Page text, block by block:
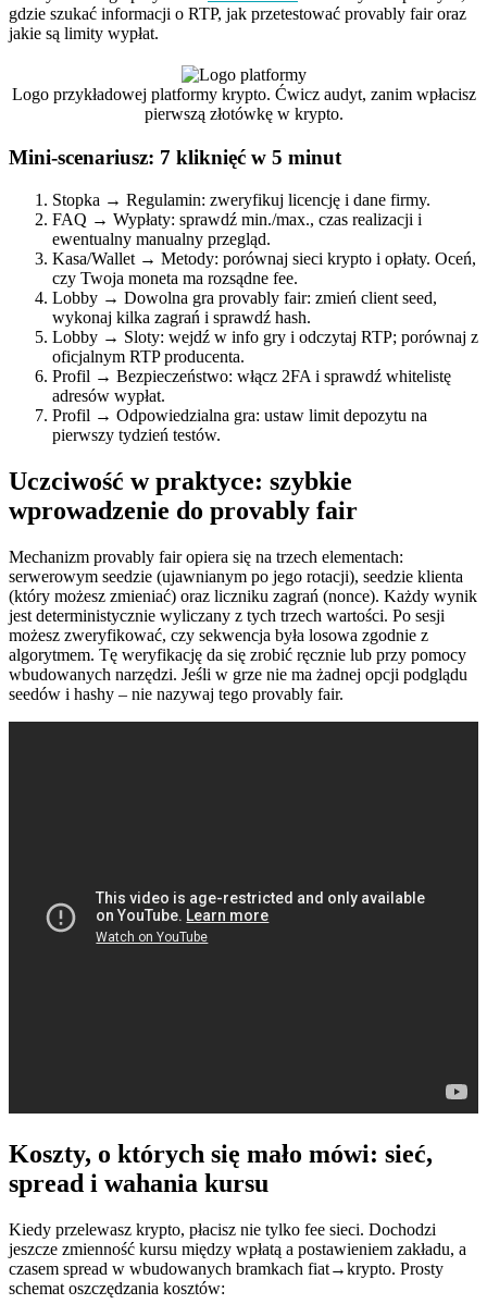
gdzie szukać informacji o RTP, jak przetestować provably fair oraz
jakie są limity wypłat.
Logo przykładowej platformy krypto. Ćwicz audyt, zanim wpłacisz
pierwszą złotówkę w krypto.
Mini-scenariusz: 7 kliknięć w 5 minut
Stopka → Regulamin: zweryfikuj licencję i dane firmy.
FAQ → Wypłaty: sprawdź min./max., czas realizacji i
ewentualny manualny przegląd.
Kasa/Wallet → Metody: porównaj sieci krypto i opłaty. Oceń,
czy Twoja moneta ma rozsądne fee.
Lobby → Dowolna gra provably fair: zmień client seed,
wykonaj kilka zagrań i sprawdź hash.
Lobby → Sloty: wejdź w info gry i odczytaj RTP; porównaj z
oficjalnym RTP producenta.
Profil → Bezpieczeństwo: włącz 2FA i sprawdź whitelistę
adresów wypłat.
Profil → Odpowiedzialna gra: ustaw limit depozytu na
pierwszy tydzień testów.
Uczciwość w praktyce: szybkie
wprowadzenie do provably fair
Mechanizm provably fair opiera się na trzech elementach:
serwerowym seedzie (ujawnianym po jego rotacji), seedzie klienta
(który możesz zmieniać) oraz liczniku zagrań (nonce). Każdy wynik
jest deterministycznie wyliczany z tych trzech wartości. Po sesji
możesz zweryfikować, czy sekwencja była losowa zgodnie z
algorytmem. Tę weryfikację da się zrobić ręcznie lub przy pomocy
wbudowanych narzędzi. Jeśli w grze nie ma żadnej opcji podglądu
seedów i hashy – nie nazywaj tego provably fair.
Koszty, o których się mało mówi: sieć,
spread i wahania kursu
Kiedy przelewasz krypto, płacisz nie tylko fee sieci. Dochodzi
jeszcze zmienność kursu między wpłatą a postawieniem zakładu, a
czasem spread w wbudowanych bramkach fiat→krypto. Prosty
schemat oszczędzania kosztów: